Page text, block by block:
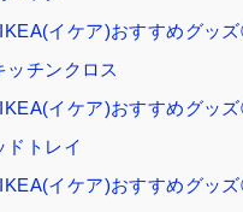
イケア)おすすめグッ
ッチンクロス
イケア)おすすめグッ
ドトレイ
イケア)おすすめグッ